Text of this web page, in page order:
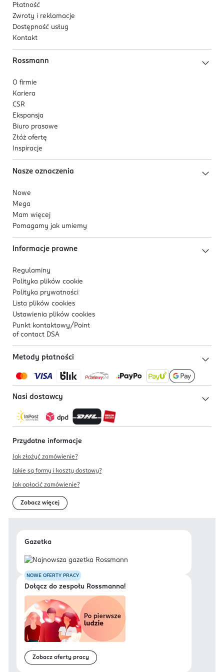
Płatność
Zwroty i reklamacje
Dostępność usług
Kontakt
Rossmann
O firmie
Kariera
CSR
Ekspansja
Biuro prasowe
Złóż ofertę
Inspiracje
Nasze oznaczenia
Nowe
Mega
Mam więcej
Pomagamy jak umiemy
Informacje prawne
Regulaminy
Polityka plików cookie
Polityka prywatności
Lista plików cookies
Ustawienia plików cookies
Punkt kontaktowy/ Point
of contact DSA
Metody płatności
Nasi dostawcy
Przydatne informacje
Jak złożyć zamówienie?
Jakie są formy i koszty dostawy?
Jak opłacić zamówienie?
Zobacz więcej
Gazetka
NOWE OFERTY PRACY
Dołącz do zespołu Rossmanna!
Zobacz oferty pracy